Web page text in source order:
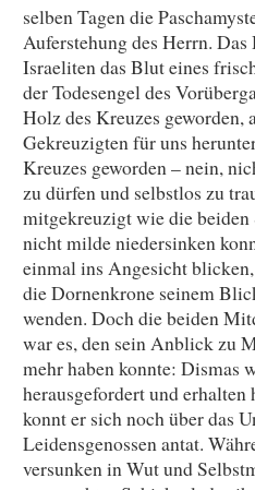
selben Tagen die
Auferstehung des Herrn.
Israeliten das Blut eines
der Todesengel des
Holz des Kreuzes geworden,
Gekreuzigten für uns
Kreuzes geworden – nein,
zu dürfen und selbstlos zu
mitgekreuzigt wie die
nicht milde niedersinken
einmal ins Angesicht
die Dornenkrone seinem
wenden. Doch die beiden
war es, den sein Anblick zu
mehr haben konnte: Dismas
herausgefordert und
konnt er sich noch über das
Leidensgenossen antat.
versunken in Wut und